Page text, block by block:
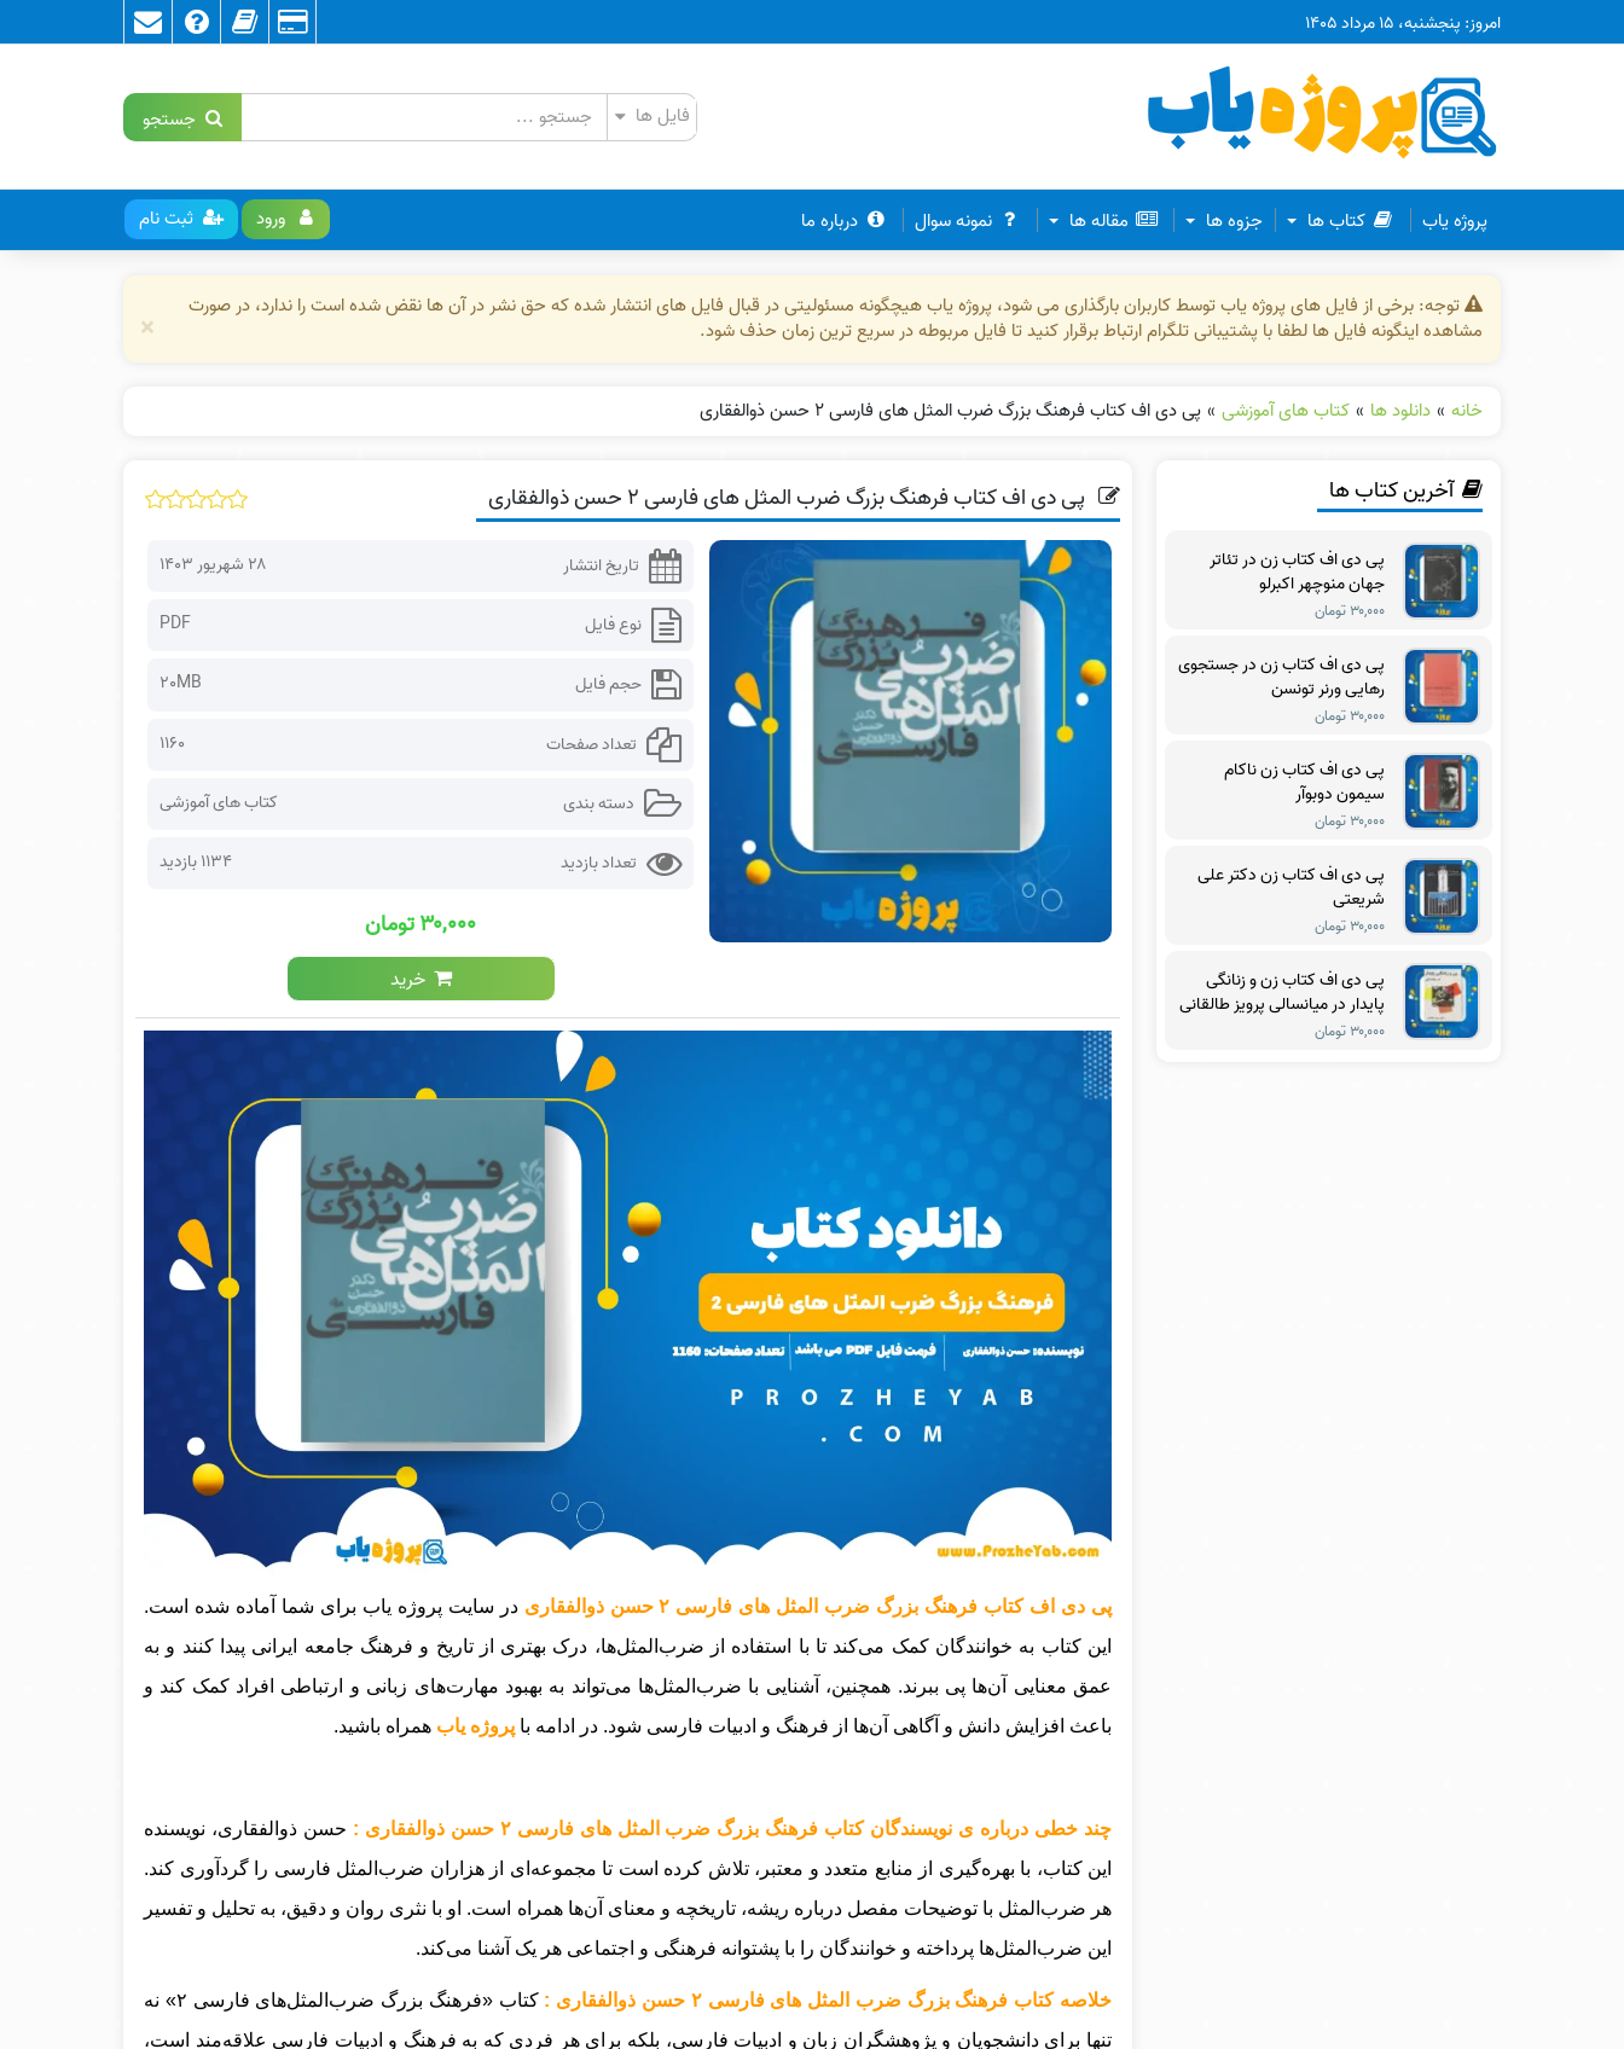
امروز: پنجشنبه، ۱۵ مرداد ۱۴۰۵
جستجو
پروژه یاب کتاب ها جزوه ها مقاله ها نمونه سوال درباره ما ورود ثبت نام
توجه: برخی از فایل های پروژه یاب توسط کاربران بارگذاری می شود، پروژه یاب هیچگونه مسئولیتی در قبال فایل های انتشار شده که حق نشر در آن ها نقض شده است را ندارد، در صورت
مشاهده اینگونه فایل ها لطفا با پشتیبانی تلگرام ارتباط برقرار کنید تا فایل مربوطه در سریع ترین زمان حذف شود.
×
خانه » دانلود ها » کتاب های آموزشی » پی دی اف کتاب فرهنگ بزرگ ضرب المثل ‌های فارسی ۲ حسن ذوالفقاری
پی دی اف کتاب فرهنگ بزرگ ضرب المثل ‌های فارسی ۲ حسن ذوالفقاری
تاریخ انتشار ۲۸ شهریور ۱۴۰۳
نوع فایل PDF
حجم فایل 20MB
تعداد صفحات 1160
دسته بندی کتاب های آموزشی
تعداد بازدید 1134 بازدید
۳۰,۰۰۰ تومان
خرید
پی دی اف کتاب فرهنگ بزرگ ضرب المثل ‌های فارسی ۲ حسن ذوالفقاری
در سایت پروژه یاب برای شما آماده شده است.
این کتاب به خوانندگان کمک می‌کند تا با استفاده از ضرب‌المثل‌ها، درک بهتری از تاریخ و فرهنگ جامعه ایرانی پیدا کنند و به
عمق معنایی آن‌ها پی ببرند. همچنین، آشنایی با ضرب‌المثل‌ها می‌تواند به بهبود مهارت‌های زبانی و ارتباطی افراد کمک کند و
باعث افزایش دانش و آگاهی آن‌ها از فرهنگ و ادبیات فارسی شود. در ادامه با پروژه یاب همراه باشید.
چند خطی درباره ی نویسندگان کتاب فرهنگ بزرگ ضرب المثل ‌های فارسی ۲ حسن ذوالفقاری :
حسن ذوالفقاری، نویسنده
این کتاب، با بهره‌گیری از منابع متعدد و معتبر، تلاش کرده است تا مجموعه‌ای از هزاران ضرب‌المثل فارسی را گردآوری کند.
هر ضرب‌المثل با توضیحات مفصل درباره ریشه، تاریخچه و معنای آن‌ها همراه است. او با نثری روان و دقیق، به تحلیل و تفسیر
این ضرب‌المثل‌ها پرداخته و خوانندگان را با پشتوانه فرهنگی و اجتماعی هر یک آشنا می‌کند.
خلاصه کتاب فرهنگ بزرگ ضرب المثل ‌های فارسی ۲ حسن ذوالفقاری :
کتاب «فرهنگ بزرگ ضرب‌المثل‌های فارسی ۲» نه
تنها برای دانشجویان و پژوهشگران زبان و ادبیات فارسی، بلکه برای هر فردی که به فرهنگ و ادبیات فارسی علاقه‌مند است،
آخرین کتاب ها
پی دی اف کتاب زن در تئاتر
جهان منوچهر اکبرلو
۳۰,۰۰۰ تومان
پی دی اف کتاب زن در جستجوی
رهایی ورنر تونسن
۳۰,۰۰۰ تومان
پی دی اف کتاب زن ناکام
سیمون دوبوآر
۳۰,۰۰۰ تومان
پی دی اف کتاب زن دکتر علی
شریعتی
۳۰,۰۰۰ تومان
پی دی اف کتاب زن و زنانگی
پایدار در میانسالی پرویز طالقانی
۳۰,۰۰۰ تومان